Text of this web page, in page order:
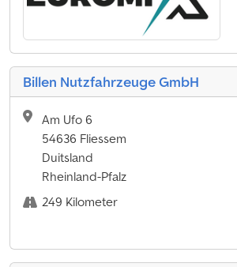
Billen Nutzfahrzeuge GmbH
Am Ufo 6
54636 Fliessem
Duitsland
Rheinland-Pfalz
249 Kilometer